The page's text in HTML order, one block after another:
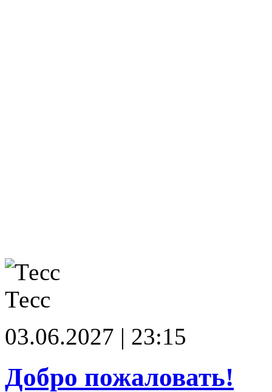
Тесс
03.06.2027 | 23:15
Добро пожаловать!